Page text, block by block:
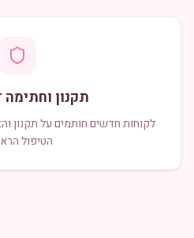
תקנון וחתימה
לקוחות חדשים חותמים על תקנון
הטיפול